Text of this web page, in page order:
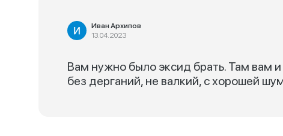
Иван Архипов
13.04.2023
Вам нужно было эксид брать. Там вам
без дерганий, не валкий, с хорошей